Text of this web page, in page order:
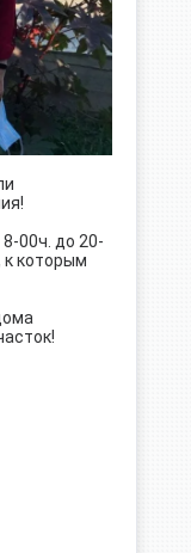
00ч. до 20-
к которым